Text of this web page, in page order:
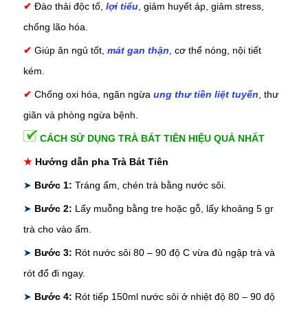
✔ Đào thải độc tố, lợi tiểu , giảm huyết áp, giảm stress,
chống lão hóa.
✔ Giúp ăn ngủ tốt, mát gan thận , cơ thể nóng, nội tiết
kém.
✔ Chống oxi hóa, ngăn ngừa ung thư tiền liệt tuyến , thư
giãn và phòng ngừa bệnh.
CÁCH SỬ DỤNG TRÀ BÁT TIÊN HIỆU QUẢ NHẤT
★ Hướng dẫn pha Trà Bát Tiên
➤ Bước 1: Tráng ấm, chén trà bằng nước sôi.
➤ Bước 2: Lấy muỗng bằng tre hoặc gỗ, lấy khoảng 5 gr
trà cho vào ấm.
➤ Bước 3: Rót nước sôi 80 – 90 độ C vừa đủ ngập trà và
rót đổ đi ngay.
➤ Bước 4: Rót tiếp 150ml nước sôi ở nhiệt độ 80 – 90 độ